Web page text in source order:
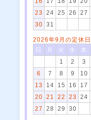
23
24 25 26 27
30
31
2026年9月の定休日
日
月 火 水 木
1
2 3
6
7 8 9 10
13
14 15 16 17
20
21 22 23 24
27
28 29 30